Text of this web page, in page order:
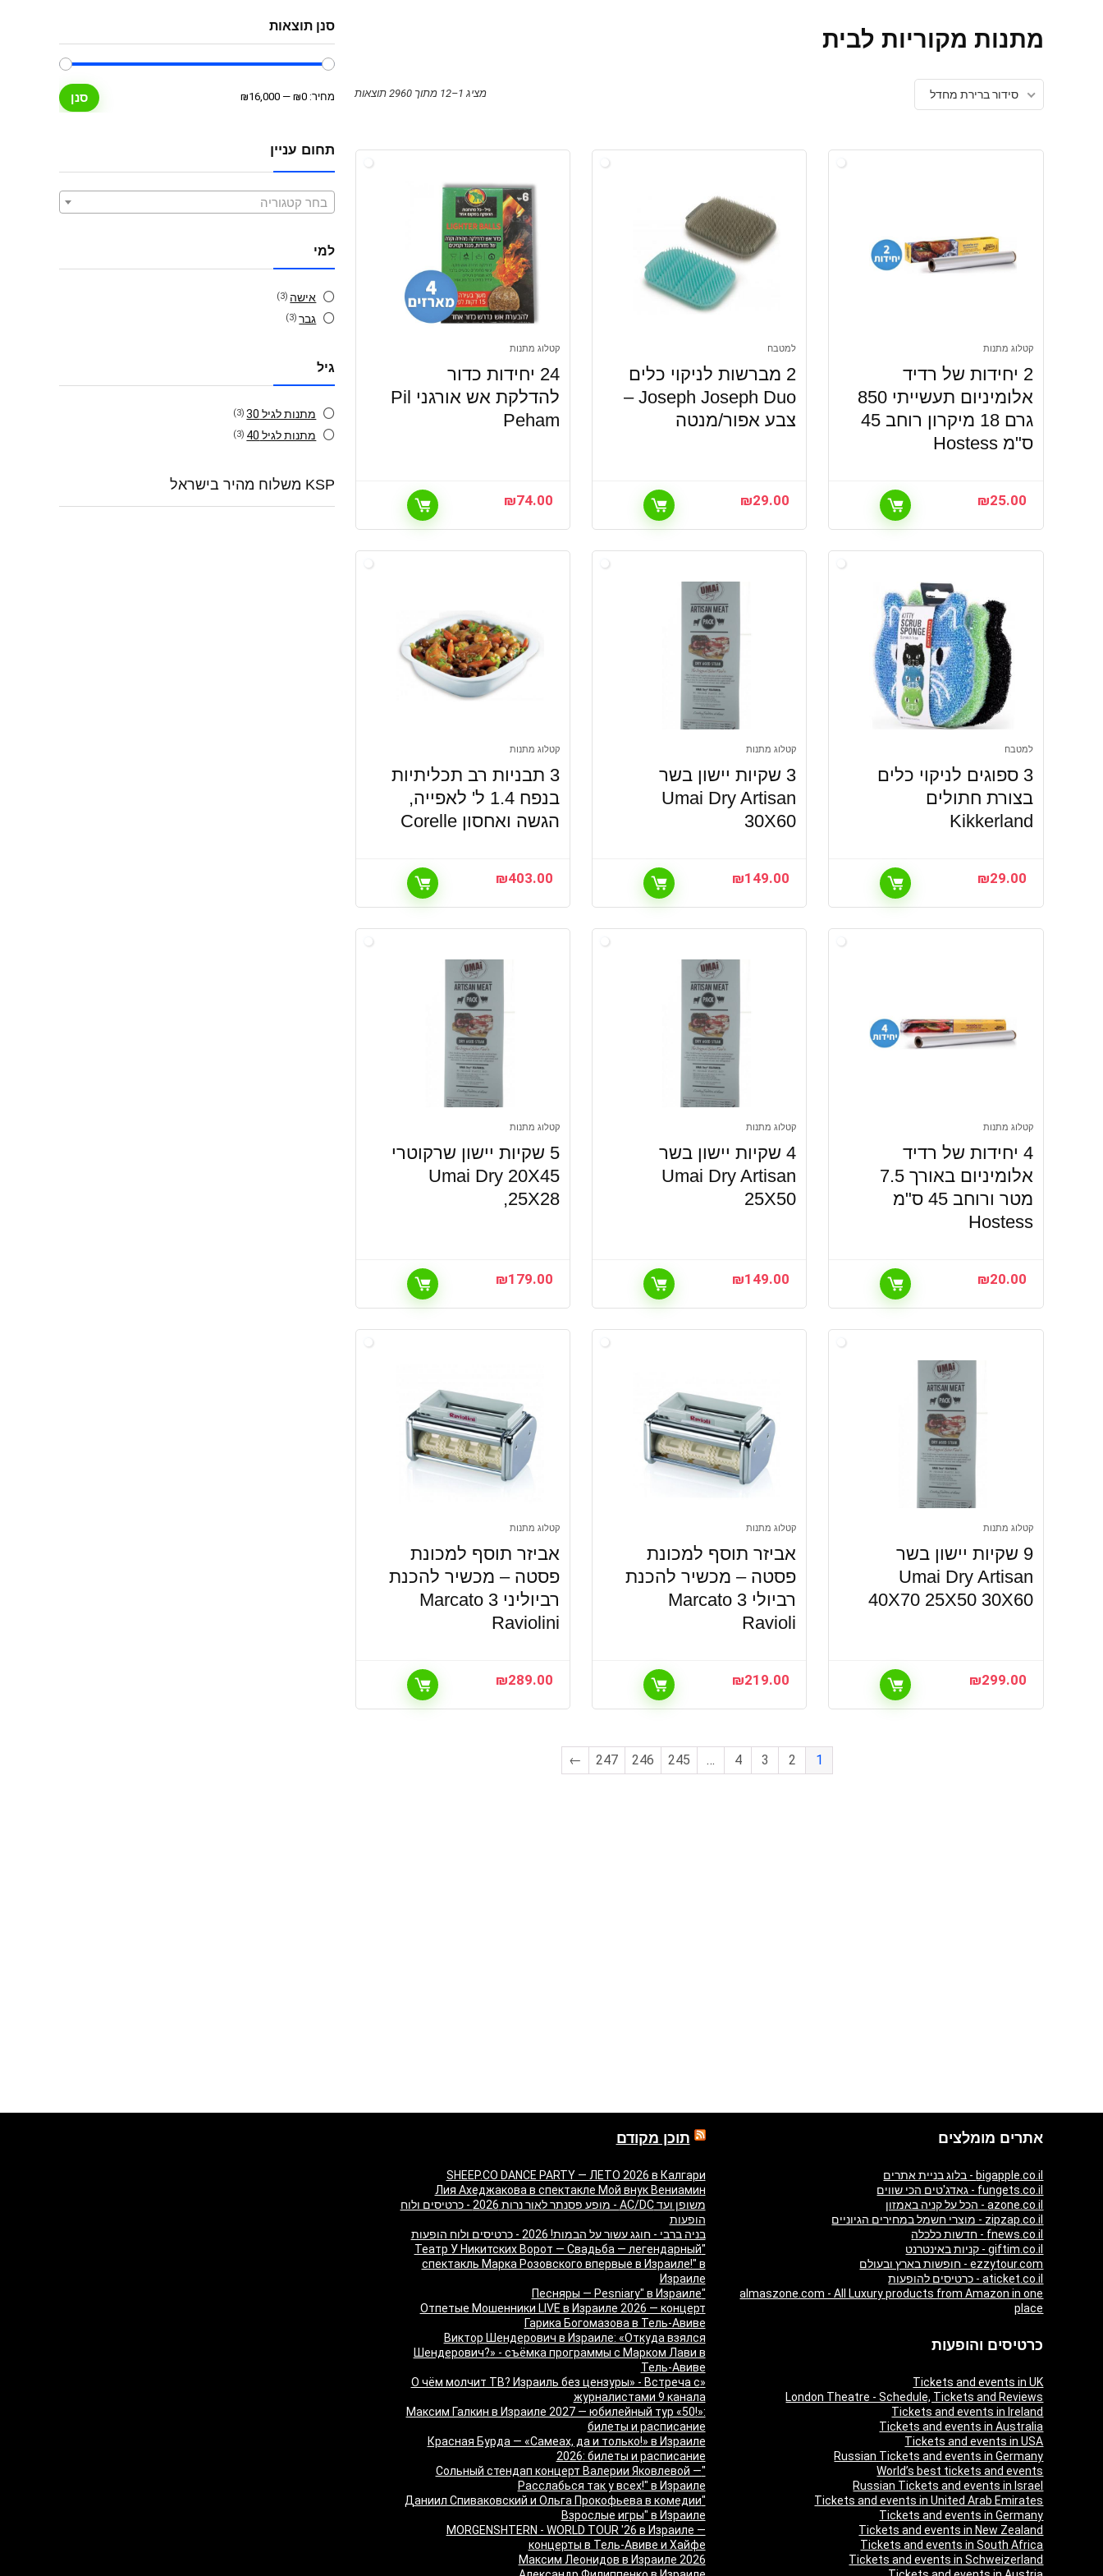
מתנות מקוריות לבית
מציג 1–12 מתוך 2960 תוצאות סידור ברירת מחדל
קטלוג מתנות
2 יחידות של רדיד
אלומיניום תעשייתי 850
גרם 18 מיקרון רוחב 45
ס"מ Hostess
₪25.00
למטבח
2 מברשות לניקוי כלים
Joseph Joseph Duo –
צבע אפור/מנטה
₪29.00
קטלוג מתנות
24 יחידות כדור
להדלקת אש אורגני Pil
Peham
₪74.00
למטבח
3 ספוגים לניקוי כלים
בצורת חתולים
Kikkerland
₪29.00
קטלוג מתנות
3 שקיות יישון בשר
Umai Dry Artisan
30X60
₪149.00
קטלוג מתנות
3 תבניות רב תכליתיות
בנפח 1.4 ל' לאפייה,
הגשה ואחסון Corelle
₪403.00
קטלוג מתנות
4 יחידות של רדיד
אלומיניום באורך 7.5
מטר ורוחב 45 ס"מ
Hostess
₪20.00
קטלוג מתנות
4 שקיות יישון בשר
Umai Dry Artisan
25X50
₪149.00
קטלוג מתנות
5 שקיות יישון שרקוטרי
Umai Dry 20X45
,25X28
₪179.00
קטלוג מתנות
9 שקיות יישון בשר
Umai Dry Artisan
40X70 25X50 30X60
₪299.00
קטלוג מתנות
אביזר תוסף למכונת
פסטה – מכשיר להכנת
רביולי Marcato 3
Ravioli
₪219.00
קטלוג מתנות
אביזר תוסף למכונת
פסטה – מכשיר להכנת
רביוליני Marcato 3
Raviolini
₪289.00
1
2
3
4
…
245
246
247
←
סנן תוצאות
מחיר
מחיר סנן מחיר: ₪0
—
₪16,000
תחום עניין
בחר קטגוריה
למי
אישה (3)
גבר (3)
גיל
מתנות לגיל 30 (3)
מתנות לגיל 40 (3)
KSP משלוח מהיר בישראל
אתרים מומלצים
bigapple.co.il - בלוג בניית אתרים
fungets.co.il - גאדג'טים הכי שווים
azone.co.il - הכל על קניה באמזון
zipzap.co.il - מוצרי חשמל במחירים הגיוניים
fnews.co.il - חדשות כלכלה
giftim.co.il - קניות באינטרנט
ezzytour.com - חופשות בארץ ובעולם
aticket.co.il - כרטיסים להופעות
almaszone.com - All Luxury products from Amazon in one
place
כרטיסים והופעות
Tickets and events in UK
London Theatre - Schedule, Tickets and Reviews
Tickets and events in Ireland
Tickets and events in Australia
Tickets and events in USA
Russian Tickets and events in Germany
World’s best tickets and events
Russian Tickets and events in Israel
Tickets and events in United Arab Emirates
Tickets and events in Germany
Tickets and events in New Zealand
Tickets and events in South Africa
Tickets and events in Schweizerland
תוכן מקודם
SHEEP.CO DANCE PARTY — ЛЕТО 2026 в Калгари
Лия Ахеджакова в спектакле Мой внук Вениамин
משופן ועד AC/DC - מופע פסנתר לאור נרות 2026 - כרטיסים ולוח
הופעות
בניה ברבי - חוגג עשור על הבמות! 2026 - כרטיסים ולוח הופעות
"Театр У Никитских Ворот — Свадьба — легендарный
спектакль Марка Розовского впервые в Израиле!" в
Израиле
"Песняры — Pesniary" в Израиле
Отпетые Мошенники LIVE в Израиле 2026 — концерт
Гарика Богомазова в Тель-Авиве
Виктор Шендерович в Израиле: «Откуда взялся
Шендерович?» - съёмка программы с Марком Лави в
Тель-Авиве
«О чём молчит ТВ? Израиль без цензуры» - Встреча с
журналистами 9 канала
Максим Галкин в Израиле 2027 — юбилейный тур «50!»:
билеты и расписание
Красная Бурда — «Самеах, да и только!» в Израиле
2026: билеты и расписание
"Сольный стендап концерт Валерии Яковлевой —
Расслабься так у всех!" в Израиле
"Даниил Спиваковский и Ольга Прокофьева в комедии
Взрослые игры" в Израиле
MORGENSHTERN - WORLD TOUR '26 в Израиле —
концерты в Тель-Авиве и Хайфе
Максим Леонидов в Израиле 2026